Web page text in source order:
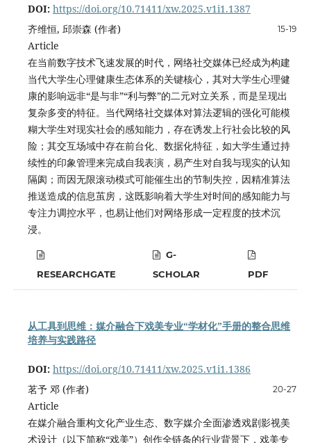
DOI: https://doi.org/10.71411/xw.2025.v1i1.1387
15-19
齐维恒, 邱崇森 (作者)
Article
在当前数字技术飞速发展的时代，网络社交媒体已经成为构建
当代大学生心理健康生态体系的关键核心，其对大学生心理健
康的影响远非“是与非”“利与弊”的二元对立关系，而是呈现出
复杂多变的特征。当代网络社交媒体对算法逻辑的强化可能模
糊大学生对现实社会的感知能力，存在诱发上行社会比较的风
险；其交互场域中存在前台化、数据化特征，如大学生通过持
续性的印象管理来完成自我表演，易产生对自我与现实的认知
隔阂；而因无限滚动模式可能催生出的节制失控，因精准算法
推送造成的信息茧房，这既影响着大学生对时间的感知能力与
专注力调控水平，也易让他们对网络形成一定程度的技术沉
浸。
RESEARCHGATE
G-
SCHOLAR
PDF
从工具到思维：媒介融合下戏美专业“学材化”手册的整合思维
培养与实践路径
DOI: https://doi.org/10.71411/xw.2025.v1i1.1386
20-27
茗予 邓 (作者)
Article
在媒介融合重构文化产业生态、数字媒介全面渗透戏剧影视美
术设计（以下简称“戏美”）创作全链条的行业背景下，戏美专